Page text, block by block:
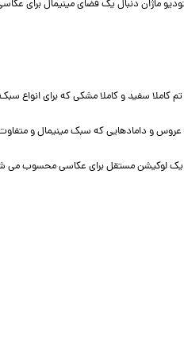
ماژان دنبال یک فضای مینیمال برای
کاملا سفید و کاملا مشکی که برای انواع
و دامادهایی که سبک مینیمال و
یک لوکیشن مستقل برای عکاسی محسوب می